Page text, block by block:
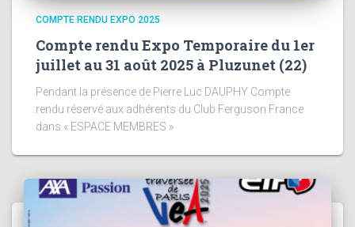
COMPTE RENDU EXPO 2025
Compte rendu Expo Temporaire du 1er
juillet au 31 août 2025 à Pluzunet (22)
Pendant la présence de Pierre Luc DAUPHY Compte
rendu réservé aux adhérents du Club Ferguson France
dans « ESPACE MEMBRES »